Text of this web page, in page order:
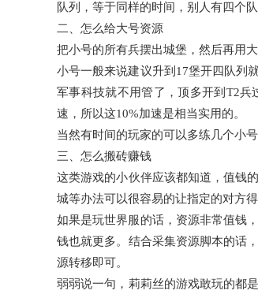
队列，等于同样的时间，别人有四个
二、怎么给大号资源
把小号的所有兵摆出城堡，然后再用
小号一般来说建议升到17堡开四队列
军事科技就不用管了，顶多开到T2
速，所以这10%加速是相当实用的。
当然有时间的玩家的可以多练几个小
三、怎么搬砖赚钱
这类游戏的小伙伴应该都知道，值钱
城等办法可以很容易的让指定的对方
如果是玩世界服的话，资源非常值钱
钱也就更多。结合采集资源脚本的话
源转移即可。
弱弱说一句，莉莉丝的游戏敢玩的都